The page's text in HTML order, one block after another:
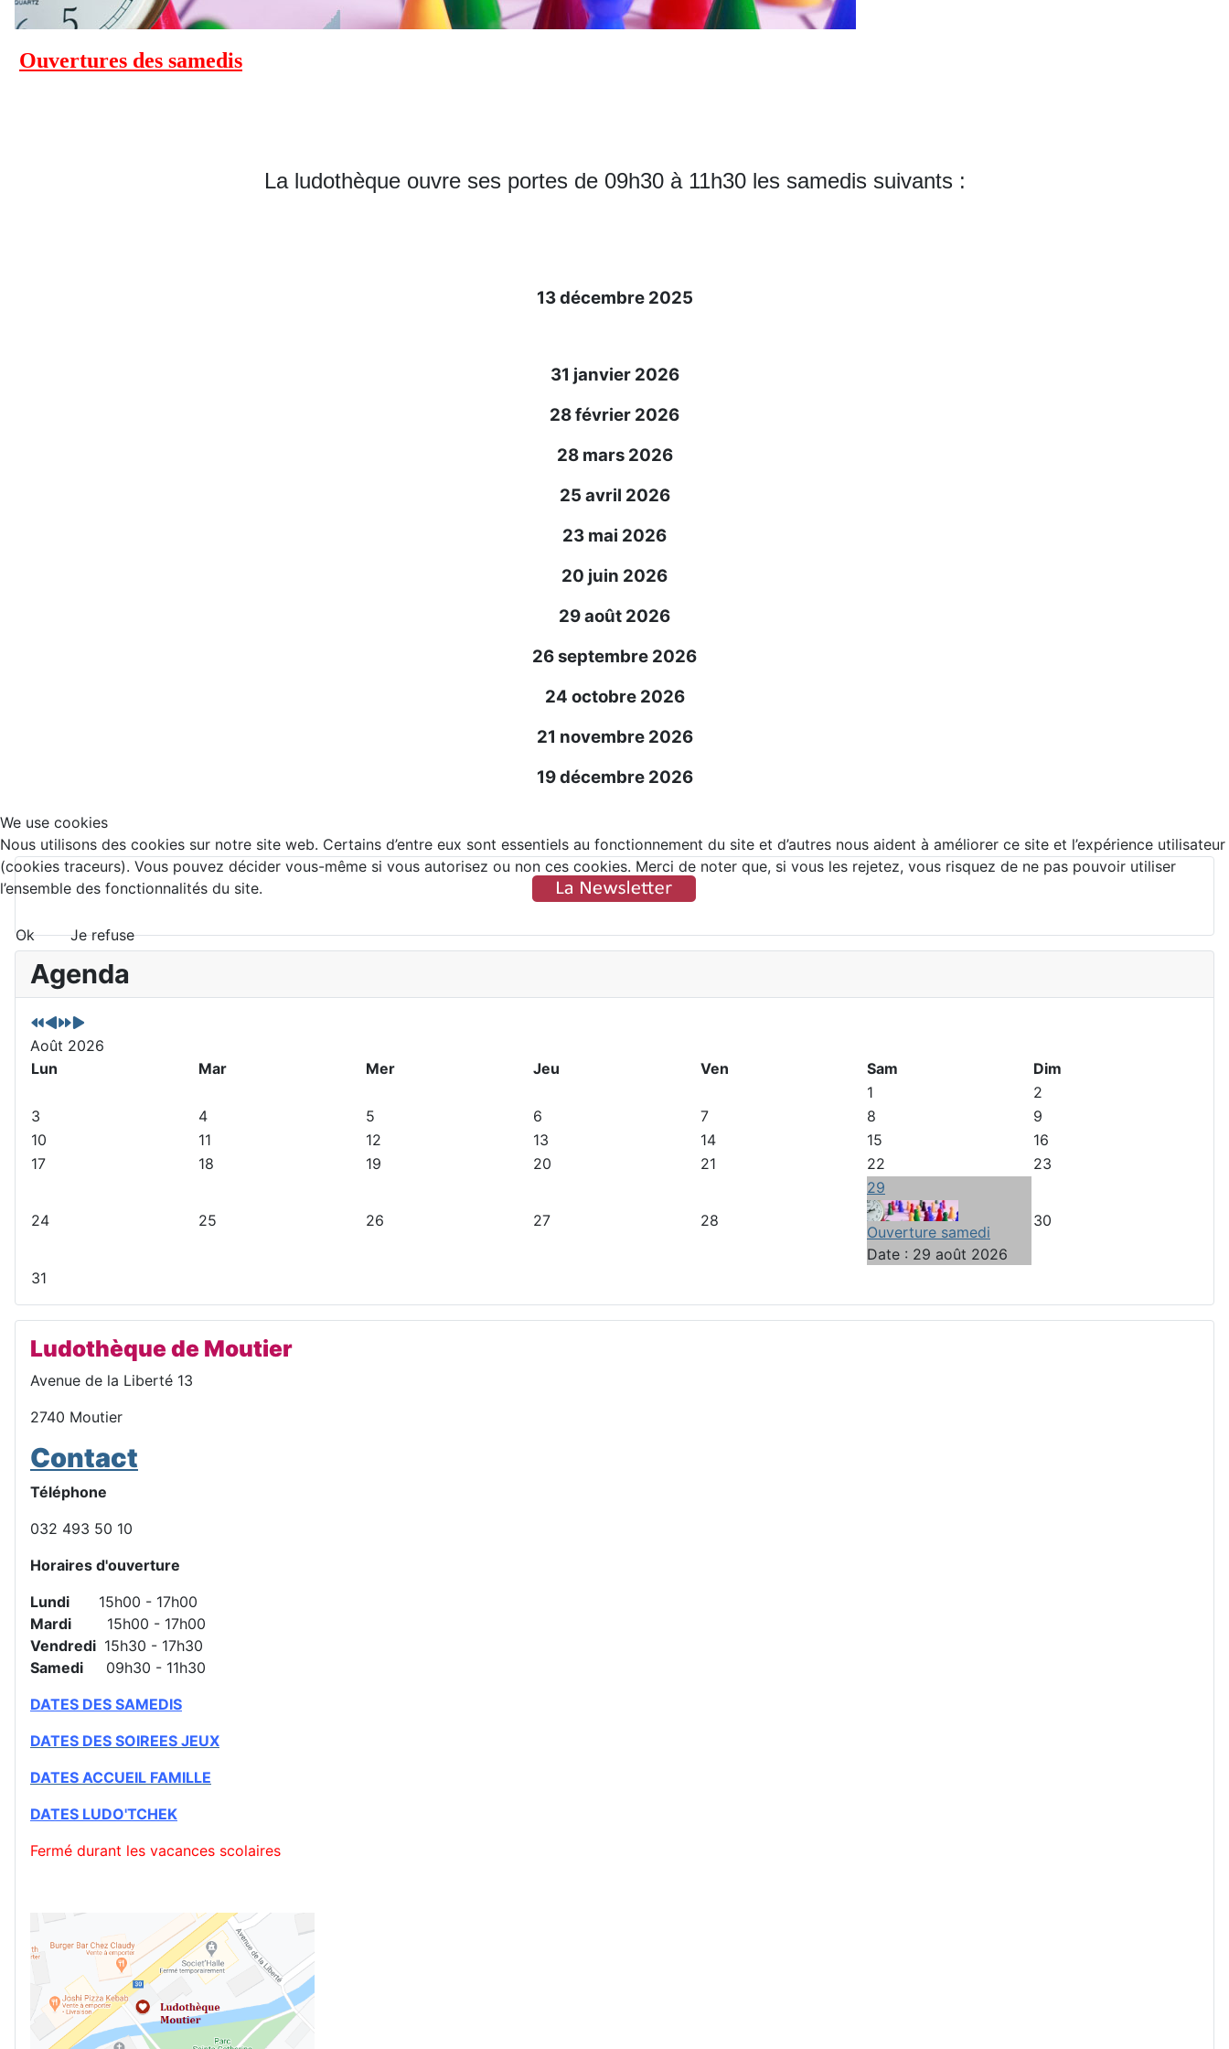
Ouvertures des samedis
La ludothèque ouvre ses portes de 09h30 à 11h30 les samedis suivants :
13 décembre 2025
31 janvier 2026
28 février 2026
28 mars 2026
25 avril 2026
23 mai 2026
20 juin 2026
29 août 2026
26 septembre 2026
24 octobre 2026
21 novembre 2026
19 décembre 2026
Agenda
A
n
n
é
e
p
é
é
d
n
M
o
i
s
p
r
t
A
n
n
é
e
M
o
i
s
s
Août 2026
Lun
Mar Mer Jeu Ven Sam
Dim
1
2
3
4 5 6 7 8
9
10
11 12 13 14 15
16
17
18 19 20 21 22 23
24 25 26 27 28
29
Ouverture samedi
Date : 29 août 2026
30
31
Ludothèque de Moutier
Avenue de la Liberté 13
2740 Moutier
Contact
Téléphone
032 493 50 10
Horaires d'ouverture
Lundi 15h00 - 17h00
Mardi
15h00 - 17h00
Vendredi 15h30 - 17h30
Samedi 09h30 - 11h30
DATES DES SAMEDIS
DATES DES SOIREES JEUX
DATES ACCUEIL FAMILLE
DATES LUDO'TCHEK
Fermé durant les vacances scolaires
We use cookies
Nous utilisons des cookies sur notre site web. Certains d’entre eux sont essentiels au fonctionnement du site et d’autres nous aident à améliorer ce site et l’expérience utilisateur
(cookies traceurs). Vous pouvez décider vous-même si vous autorisez ou non ces cookies. Merci de noter que, si vous les rejetez, vous risquez de ne pas pouvoir utiliser
l’ensemble des fonctionnalités du site.
Ok Je refuse